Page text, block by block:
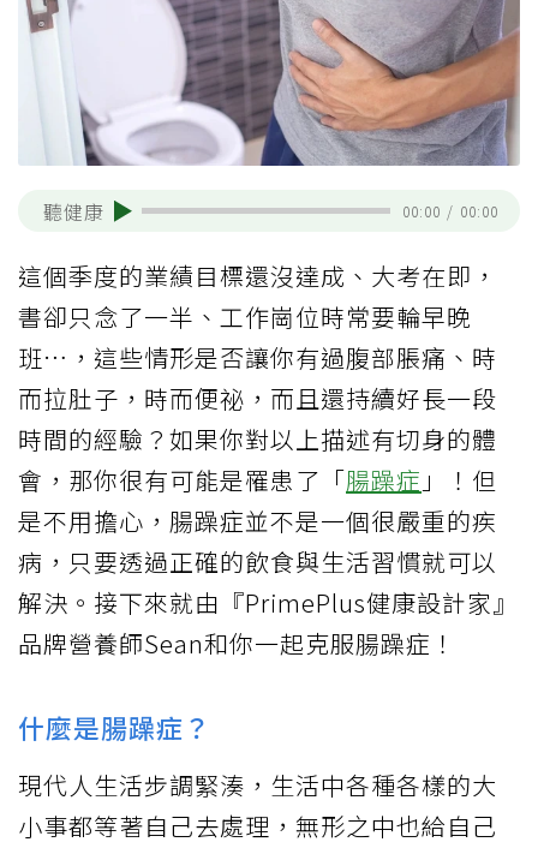
聽健康 00:00 / 00:00
這個季度的業績目標還沒達成、大考在即，
書卻只念了一半、工作崗位時常要輪早晚
班…，這些情形是否讓你有過腹部脹痛、時
而拉肚子，時而便祕，而且還持續好長一段
時間的經驗？如果你對以上描述有切身的體
會，那你很有可能是罹患了「腸躁症 」！但
是不用擔心，腸躁症並不是一個很嚴重的疾
病，只要透過正確的飲食與生活習慣就可以
解決。接下來就由『PrimePlus健康設計家』
品牌營養師Sean和你一起克服腸躁症！
什麼是腸躁症？
現代人生活步調緊湊，生活中各種各樣的大
小事都等著自己去處理，無形之中也給自己